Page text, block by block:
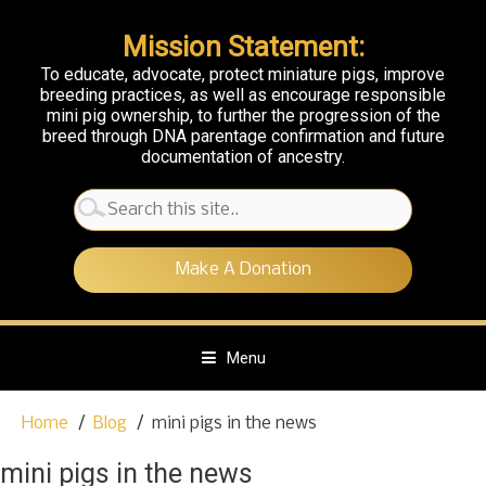
Mission Statement:
To educate, advocate, protect miniature pigs, improve
breeding practices, as well as encourage responsible
mini pig ownership, to further the progression of the
breed through DNA parentage confirmation and future
documentation of ancestry.
Search
for:
Make A Donation
Menu
p
Home Blog mini pigs in the news
mini pigs in the news